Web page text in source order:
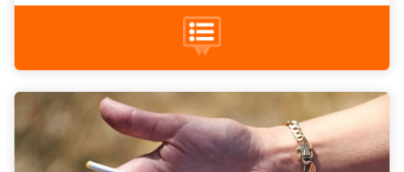
+34 935 900 007
Muestreadores de la humedad del suelo
modelo ”RHIZON” Consulta
Por favor completa el formulario, un miembro
de nuestro equipo contactara contigo en